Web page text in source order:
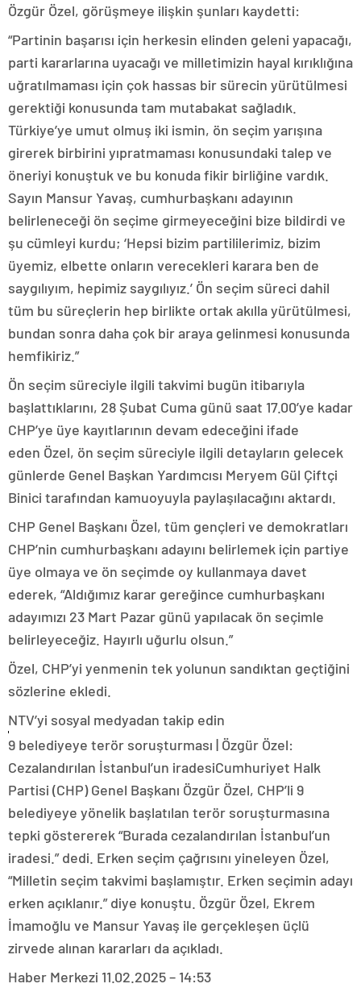
Özgür Özel, görüşmeye ilişkin şunları kaydetti:
“Partinin başarısı için herkesin elinden geleni yapacağı,
parti kararlarına uyacağı ve milletimizin hayal kırıklığına
uğratılmaması için çok hassas bir sürecin yürütülmesi
gerektiği konusunda tam mutabakat sağladık.
Türkiye’ye umut olmuş iki ismin, ön seçim yarışına
girerek birbirini yıpratmaması konusundaki talep ve
öneriyi konuştuk ve bu konuda fikir birliğine vardık.
Sayın Mansur Yavaş, cumhurbaşkanı adayının
belirleneceği ön seçime girmeyeceğini bize bildirdi ve
şu cümleyi kurdu; ‘Hepsi bizim partililerimiz, bizim
üyemiz, elbette onların verecekleri karara ben de
saygılıyım, hepimiz saygılıyız.’ Ön seçim süreci dahil
tüm bu süreçlerin hep birlikte ortak akılla yürütülmesi,
bundan sonra daha çok bir araya gelinmesi konusunda
hemfikiriz.”
Ön seçim süreciyle ilgili takvimi bugün itibarıyla
başlattıklarını, 28 Şubat Cuma günü saat 17.00’ye kadar
CHP’ye üye kayıtlarının devam edeceğini ifade
eden Özel, ön seçim süreciyle ilgili detayların gelecek
günlerde Genel Başkan Yardımcısı Meryem Gül Çiftçi
Binici tarafından kamuoyuyla paylaşılacağını aktardı.
CHP Genel Başkanı Özel, tüm gençleri ve demokratları
CHP’nin cumhurbaşkanı adayını belirlemek için partiye
üye olmaya ve ön seçimde oy kullanmaya davet
ederek, “Aldığımız karar gereğince cumhurbaşkanı
adayımızı 23 Mart Pazar günü yapılacak ön seçimle
belirleyeceğiz. Hayırlı uğurlu olsun.”
Özel, CHP’yi yenmenin tek yolunun sandıktan geçtiğini
sözlerine ekledi.
NTV’yi sosyal medyadan takip edin
9 belediyeye terör soruşturması | Özgür Özel:
Cezalandırılan İstanbul’un iradesiCumhuriyet Halk
Partisi (CHP) Genel Başkanı Özgür Özel, CHP’li 9
belediyeye yönelik başlatılan terör soruşturmasına
tepki göstererek “Burada cezalandırılan İstanbul’un
iradesi.” dedi. Erken seçim çağrısını yineleyen Özel,
“Milletin seçim takvimi başlamıştır. Erken seçimin adayı
erken açıklanır.” diye konuştu. Özgür Özel, Ekrem
İmamoğlu ve Mansur Yavaş ile gerçekleşen üçlü
zirvede alınan kararları da açıkladı.
Haber Merkezi 11.02.2025 – 14:53